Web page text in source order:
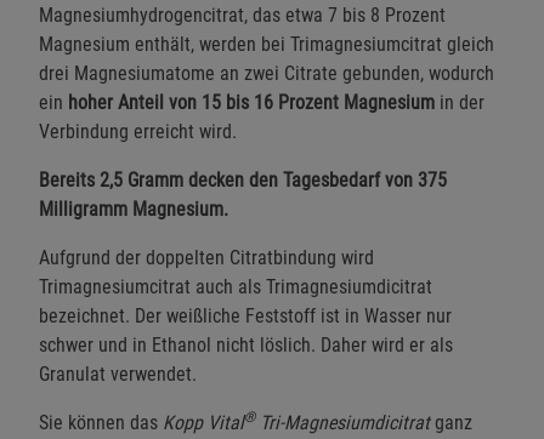
Magnesiumhydrogencitrat, das etwa 7 bis 8 Prozent
Magnesium enthält, werden bei Trimagnesiumcitrat gleich
drei Magnesiumatome an zwei Citrate gebunden, wodurch
ein hoher Anteil von 15 bis 16 Prozent Magnesium in der
Verbindung erreicht wird.
Bereits 2,5 Gramm decken den Tagesbedarf von 375
Milligramm Magnesium.
Aufgrund der doppelten Citratbindung wird
Trimagnesiumcitrat auch als Trimagnesiumdicitrat
bezeichnet. Der weißliche Feststoff ist in Wasser nur
schwer und in Ethanol nicht löslich. Daher wird er als
Granulat verwendet.
Sie können das Kopp Vital®Tri-Magnesiumdicitratganz